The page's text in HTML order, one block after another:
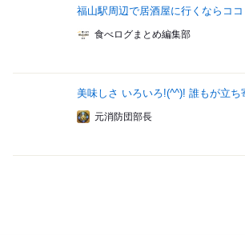
福山駅周辺で居酒屋に行くならコ
食べログまとめ編集部
美味しさ いろいろ!(^^)! 誰もが立ち
元消防団部長